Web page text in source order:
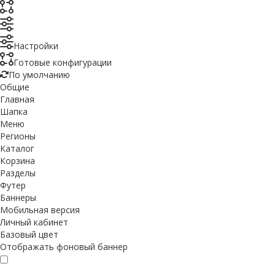
Настройки
Готовые конфигурации
По умолчанию
Общие
Главная
Шапка
Меню
Регионы
Каталог
Корзина
Разделы
Футер
Баннеры
Мобильная версия
Личный кабинет
Базовый цвет
Отображать фоновый баннер